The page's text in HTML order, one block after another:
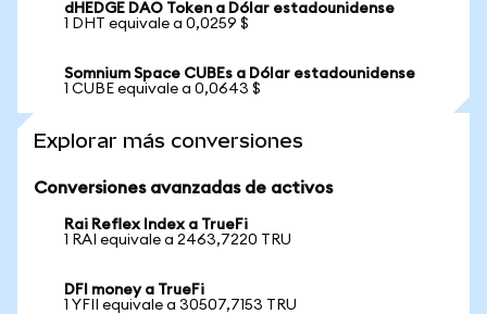
dHEDGE DAO Token a Dólar estadounidense
1 DHT equivale a 0,0259 $
Somnium Space CUBEs a Dólar estadounidense
1 CUBE equivale a 0,0643 $
Explorar más conversiones
Conversiones avanzadas de activos
Rai Reflex Index a TrueFi
1 RAI equivale a 2463,7220 TRU
DFI money a TrueFi
1 YFII equivale a 30507,7153 TRU